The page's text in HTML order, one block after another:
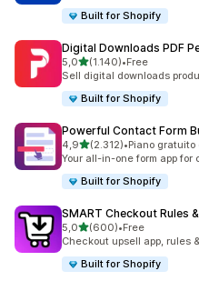
Built for Shopify
Digital Downloads PDF
5,0stelle su 5
(1.140)
1140 recensioni totali
•Free
Sell digital downloads
Built for Shopify
Powerful Contact Form
4,9stelle su 5
(2.312)
2312 recensioni totali
•Piano gratuito
Your all-in-one form app for
Built for Shopify
SMART Checkout Rules
5,0stelle su 5
(600)
600 recensioni totali
•Free
Checkout upsell app, rules
Built for Shopify